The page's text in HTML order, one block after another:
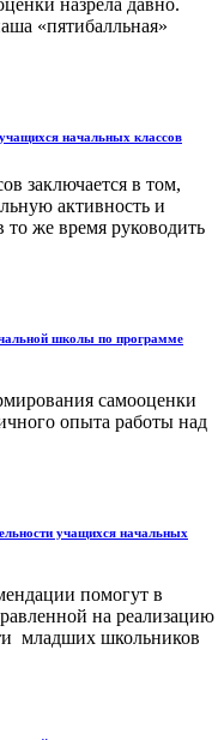
«пятибалльная»
начальных классов
заключается в том,
активность и
то же время руководить
школы по программе
самооценки
опыта работы над
учащихся начальных
помогут в
на реализацию
младших школьников